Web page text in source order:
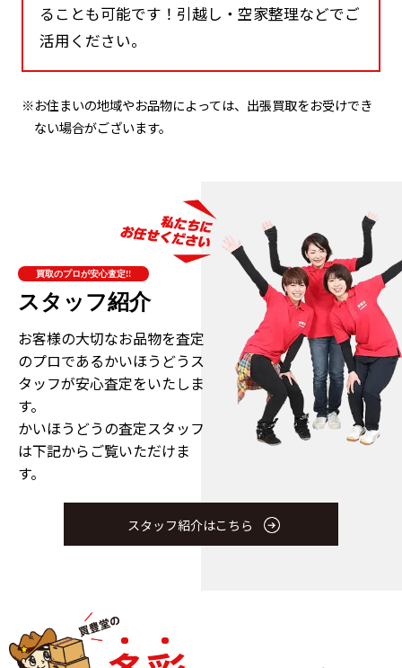
ることも可能です！引越し・空家整理などでご
活用ください。
※お住まいの地域やお品物によっては、出張買取をお受けでき
ない場合がございます。
買取のプロが安心査定!!
スタッフ紹介
お客様の大切なお品物を査定
のプロであるかいほうどうス
タッフが安心査定をいたしま
す。
かいほうどうの査定スタッフ
は下記からご覧いただけま
す。
スタッフ紹介はこちら